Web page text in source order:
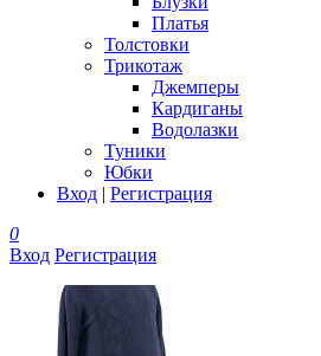
Платья
Толстовки
Трикотаж
Джемперы
Кардиганы
Водолазки
Туники
Юбки
Вход | Регистрация
0
Вход Регистрация